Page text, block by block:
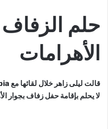
حلم
الأهرامات
لا يحلم بإقامة حفل زفاف بجوار